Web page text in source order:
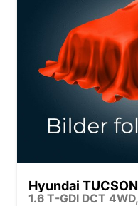
Hyundai TUCSON